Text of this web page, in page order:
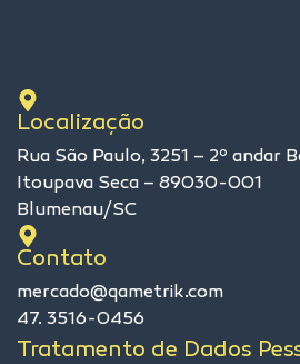
Localização
Rua São Paulo, 3251 – 2º andar
Itoupava Seca – 89030-001
Blumenau/SC
Contato
mercado@qametrik.com
47. 3516-0456
Tratamento de Dados